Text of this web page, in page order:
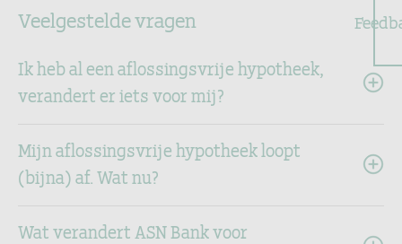
Veelgestelde vragen
Ik heb al een aflossingsvrije hypotheek,
verandert er iets voor mij?
Mijn aflossingsvrije hypotheek loopt
(bijna) af. Wat nu?
Wat verandert ASN Bank voor